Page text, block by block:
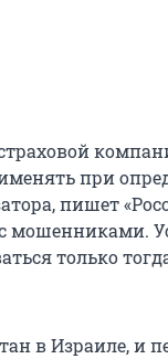
при
пишет
мошенниками.
только
в Израиле, и